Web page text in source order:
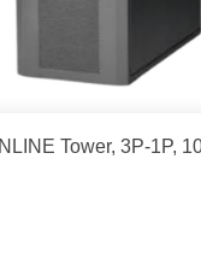
Tower, 3P-1P,